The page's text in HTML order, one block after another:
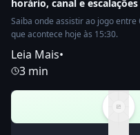
horário, canal e escalações
Saiba onde assistir ao jogo entre
que acontece hoje às 15:30.
Leia Mais•
3 min